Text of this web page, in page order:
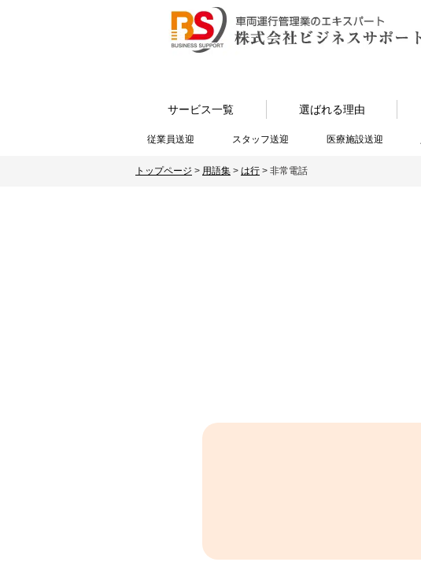
サービス一覧 選ばれる理由
従業員送迎 スタッフ送迎 医療施設送迎
トップページ > 用語集 > は行 > 非常電話